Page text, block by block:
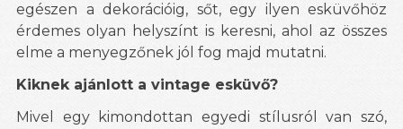
egészen a dekorációig, sőt, egy ilyen esküvőhöz
érdemes olyan helyszínt is keresni, ahol az összes
elme a menyegzőnek jól fog majd mutatni.
Kiknek ajánlott a vintage esküvő?
Mivel egy kimondottan egyedi stílusról van szó,